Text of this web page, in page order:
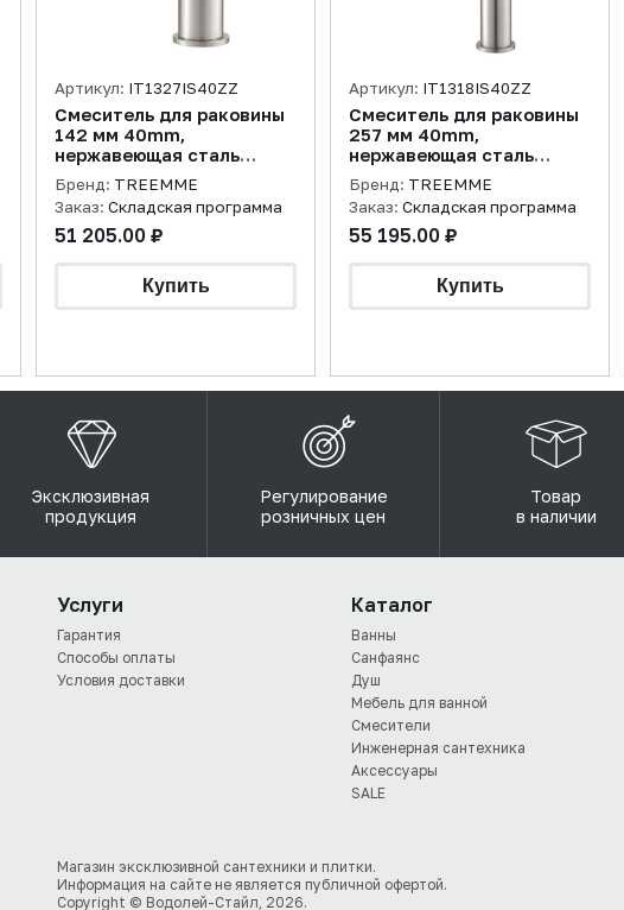
Артикул: IT1327IS40ZZ
Смеситель для раковины
142 мм 40mm,
нержавеющая сталь
брашированная
Бренд: TREEMME
Заказ: Складская программа
51 205.00 ₽
Артикул: IT1318IS40ZZ
Смеситель для раковины
257 мм 40mm,
нержавеющая сталь
брашированная
Бренд: TREEMME
Заказ: Складская программа
55 195.00 ₽
Эксклюзивная
продукция
Регулирование
розничных цен
Товар
в наличии
Услуги
Гарантия
Способы оплаты
Условия доставки
Каталог
Ванны
Санфаянс
Душ
Мебель для ванной
Смесители
Инженерная сантехника
Аксессуары
SALE
Магазин эксклюзивной сантехники и плитки.
Информация на сайте не является публичной офертой.
Copyright © Водолей-Стайл, 2026.